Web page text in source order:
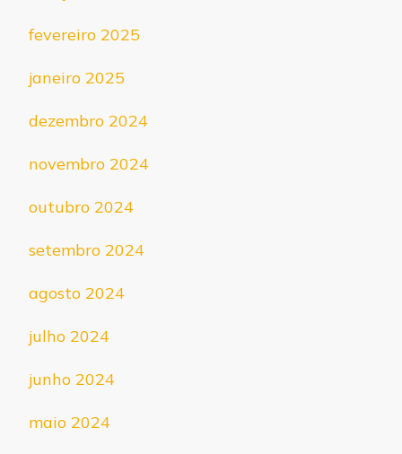
fevereiro 2025
janeiro 2025
dezembro 2024
novembro 2024
outubro 2024
setembro 2024
agosto 2024
julho 2024
junho 2024
maio 2024